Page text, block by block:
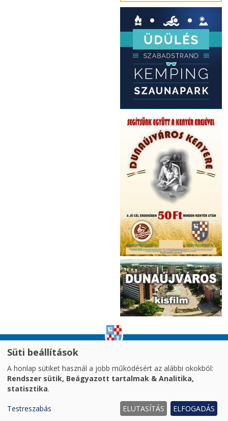
akadálymentesítési nyilatkozat|oldaltérkép|
süti kezelés
2026. © Dunaújváros MJV Önkormányzata
Süti beállítások
A honlap sütiket használ a jobb működésért az alábbi okokból:
Rendszer sütik, Beágyazott tartalmak & Analitika,
statisztika.
Testreszabás ELUTASÍTÁS ELFOGADÁS